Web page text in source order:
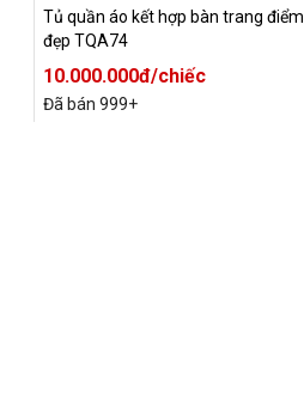
Tủ quần áo kết hợp bàn trang điểm
đẹp TQA74
10.000.000đ/chiếc
Đã bán 999+